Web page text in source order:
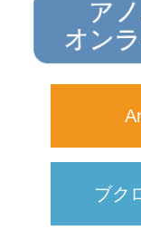
ブク